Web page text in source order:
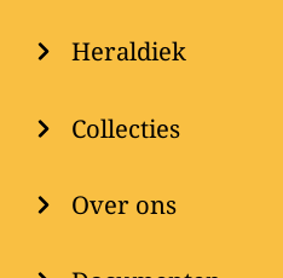
Heraldiek
Collecties
Over ons